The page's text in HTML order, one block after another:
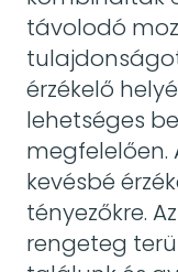
távolodó
érzékelő
lehetséges
kevésbé
tényezőkre.
rengeteg